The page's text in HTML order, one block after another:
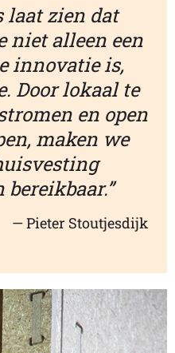
laat zien dat
niet alleen een
innovatie is,
Door lokaal te
en open
maken we
— Pieter Stoutjesdijk